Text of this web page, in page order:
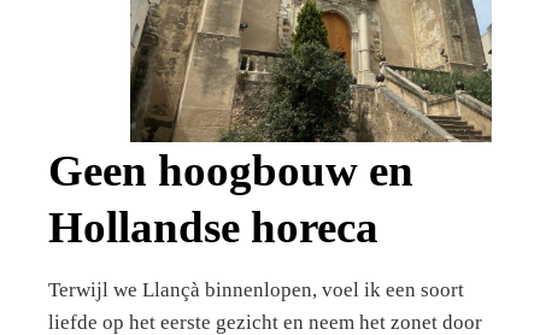
Geen hoogbouw en
Hollandse horeca
Terwijl we Llançà binnenlopen, voel ik een soort
liefde op het eerste gezicht en neem het zonet door